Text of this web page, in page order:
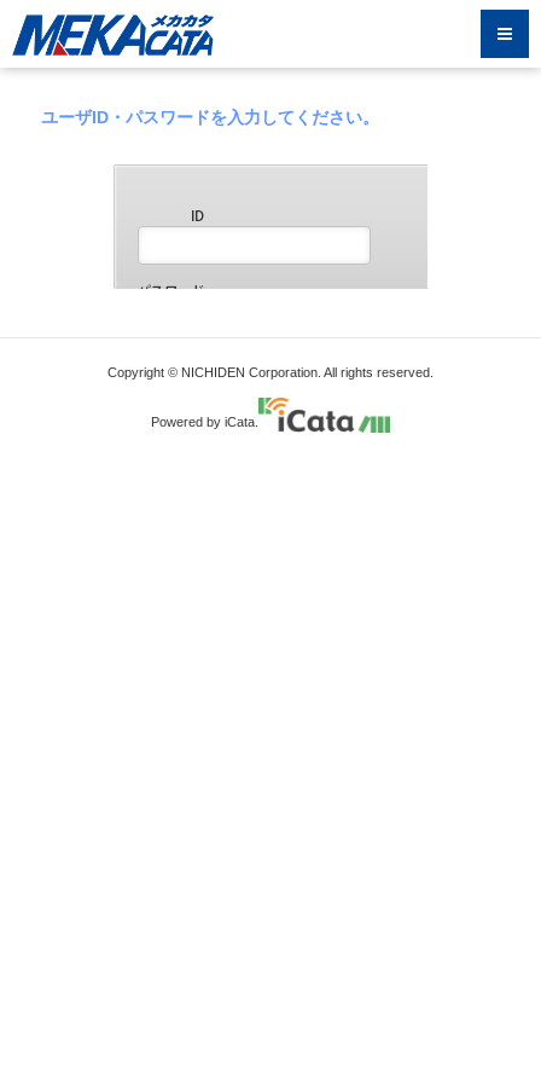
ユーザID・パスワードを入力してください。
Copyright © NICHIDEN Corporation. All rights reserved.
Powered by iCata.